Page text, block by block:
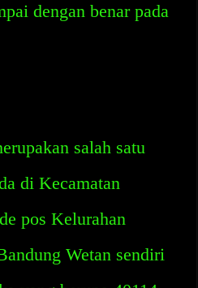
dengan benar pada
salah satu
di Kecamatan
pos Kelurahan
Wetan sendiri